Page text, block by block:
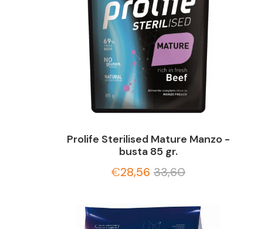
Prolife Sterilised Mature Manzo -
busta 85 gr.
€28,56 33,60